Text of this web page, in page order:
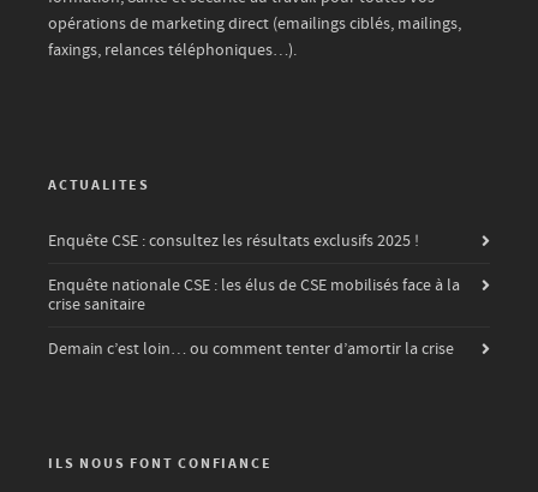
opérations de marketing direct (emailings ciblés, mailings,
faxings, relances téléphoniques…).
ACTUALITES
Enquête CSE : consultez les résultats exclusifs 2025 !
Enquête nationale CSE : les élus de CSE mobilisés face à la
crise sanitaire
Demain c’est loin… ou comment tenter d’amortir la crise
ILS NOUS FONT CONFIANCE